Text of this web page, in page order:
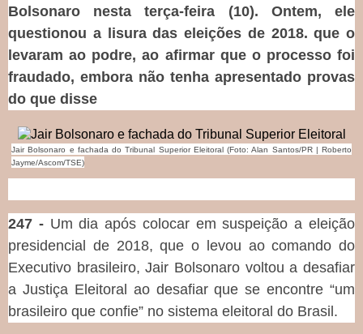
Bolsonaro nesta terça-feira (10). Ontem, ele
questionou a lisura das eleições de 2018. que o
levaram ao podre, ao afirmar que o processo foi
fraudado, embora não tenha apresentado provas
do que disse
Jair Bolsonaro e fachada do Tribunal Superior Eleitoral (Foto: Alan Santos/PR | Roberto
Jayme/Ascom/TSE)
247 - Um dia após colocar em suspeição a eleição
presidencial de 2018, que o levou ao comando do
Executivo brasileiro, Jair Bolsonaro voltou a desafiar
a Justiça Eleitoral ao desafiar que se encontre “um
brasileiro que confie” no sistema eleitoral do Brasil.